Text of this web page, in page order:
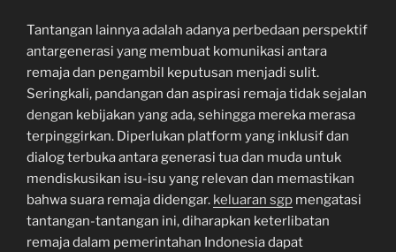
Tantangan lainnya adalah adanya perbedaan perspektif
antargenerasi yang membuat komunikasi antara
remaja dan pengambil keputusan menjadi sulit.
Seringkali, pandangan dan aspirasi remaja tidak sejalan
dengan kebijakan yang ada, sehingga mereka merasa
terpinggirkan. Diperlukan platform yang inklusif dan
dialog terbuka antara generasi tua dan muda untuk
mendiskusikan isu-isu yang relevan dan memastikan
bahwa suara remaja didengar. keluaran sgp mengatasi
tantangan-tantangan ini, diharapkan keterlibatan
remaja dalam pemerintahan Indonesia dapat